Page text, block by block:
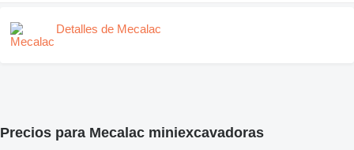
Detalles de Mecalac
Precios para Mecalac miniexcavadoras